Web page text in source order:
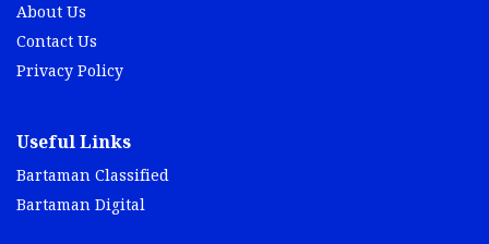
About Us
Contact Us
Privacy Policy
Useful Links
Bartaman Classified
Bartaman Digital